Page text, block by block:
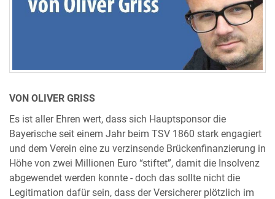
VON OLIVER GRISS
Es ist aller Ehren wert, dass sich Hauptsponsor die
Bayerische seit einem Jahr beim TSV 1860 stark engagiert
und dem Verein eine zu verzinsende Brückenfinanzierung in
Höhe von zwei Millionen Euro “stiftet”, damit die Insolvenz
abgewendet werden konnte - doch das sollte nicht die
Legitimation dafür sein, dass der Versicherer plötzlich im